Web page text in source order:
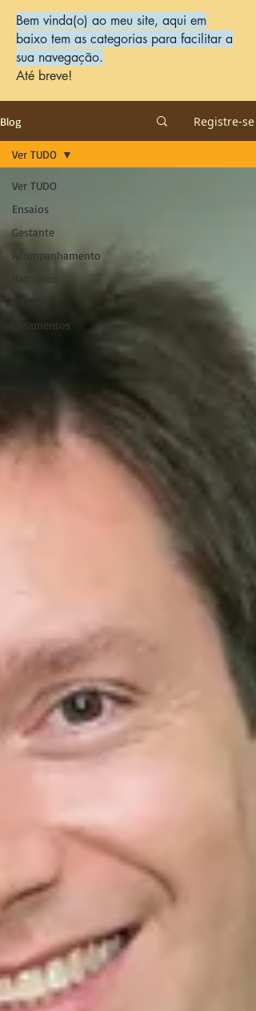
Bem vinda(o) ao meu site, aqui em
baixo tem as categorias para facilitar a
sua navegação.
Até breve!
Blog Registre-se
Ver TUDO
Ensaios
Gestante
Acompanhamento
É Festa !
Casamentos
Ver TUDO